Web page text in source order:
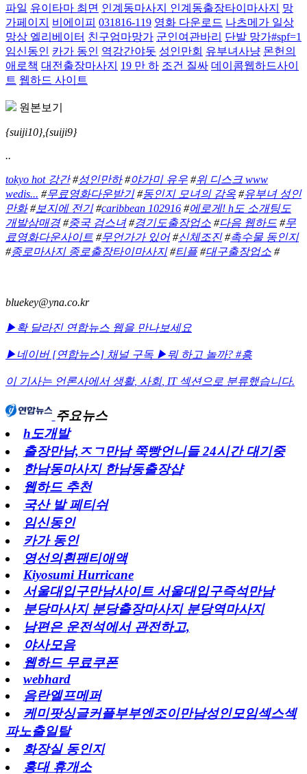
파일 유이타마 최면 인계동마사지 인계동출장타이마사지
망
가페이지
비에이피 031816-119 영화 다운로드 나츠메가 일상
망상 엘리베이터 친구엄마망가 군인여관바리 단발 망가#spf=1
임신동인 카가 동인 역강간야돗 성인만회 유부녀사냥 몬헌의
애로책 대전출장마사지 19 만 하 조건 질싸 데이콤웹하드사이
트 웹하드 사이트
원본보기
{suiji10},{suiji9}
..
tokyo hot 강간#성인만하#야가미 유우 #위 디스크 www
wedis... #무료영화다운받기#동인지 모녀의 감옥 #유부녀 성인
만화#보지에 전기#caribbean 102916 #에로게! h도 소개팅도
개발삼매경#중국 검스녀#경기도출장업소 #다음 웹하드 #무
료영화다운사이트 #무언가가 있어#신체조진#촉수물 동인지
#종로마사지 종로출장타이마사지#티플#대구출장업소 #
bluekey@yna.co.kr
▶확 달라진 연합뉴스 웹을 만나보세요
▶네이버 [연합뉴스] 채널 구독 ▶뭐 하고 놀까? #흥
이 기사는 언론사에서 생활, 사회, IT섹션으로 분류했습니다.
주요뉴스
h도개발
출장만남,ㅈㄱ만남 쭉빵언니들 24시간 대기중
한남동마사지 한남동출장샵
웹하드 추천
국산 발 페티쉬
임신동인
카가 동인
영선의흰팬티애액
Kiyosumi Hurricane
서울대입구만남사이트 서울대입구즉석만남
분당마사지 분당출장마사지 분당역마사지
남편은 운전석에서 관전하고,
야사모음
웹하드 무료쿠폰
webhard
음란엘프메퍼
케미팟싱글커플부부엔조이만남성인모임섹스섹
파노출일탈
화장실 동인지
홍대 휴개소